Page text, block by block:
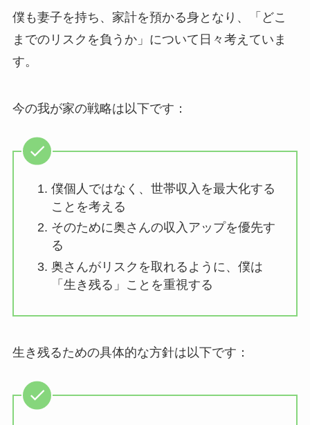
僕も妻子を持ち、家計を預かる身となり、「どこ
までのリスクを負うか」について日々考えていま
す。
今の我が家の戦略は以下です：
僕個人ではなく、世帯収入を最大化する
ことを考える
そのために奥さんの収入アップを優先す
る
奥さんがリスクを取れるように、僕は
「生き残る」ことを重視する
生き残るための具体的な方針は以下です：